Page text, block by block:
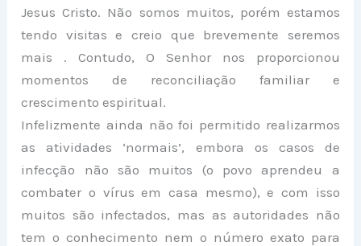
Jesus Cristo. Não somos muitos, porém estamos
tendo visitas e creio que brevemente seremos
mais . Contudo, O Senhor nos proporcionou
momentos de reconciliação familiar e
crescimento espiritual.
Infelizmente ainda não foi permitido realizarmos
as atividades ‘normais’, embora os casos de
infecção não são muitos (o povo aprendeu a
combater o vírus em casa mesmo), e com isso
muitos são infectados, mas as autoridades não
tem o conhecimento nem o número exato para